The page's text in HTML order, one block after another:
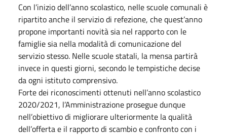
Con l’inizio dell’anno scolastico, nelle scuole comunali è
ripartito anche il servizio di refezione, che quest’anno
propone importanti novità sia nel rapporto con le
famiglie sia nella modalità di comunicazione del
servizio stesso. Nelle scuole statali, la mensa partirà
invece in questi giorni, secondo le tempistiche decise
da ogni istituto comprensivo.
Forte dei riconoscimenti ottenuti nell’anno scolastico
2020/2021, l’Amministrazione prosegue dunque
nell’obiettivo di migliorare ulteriormente la qualità
dell’offerta e il rapporto di scambio e confronto con i